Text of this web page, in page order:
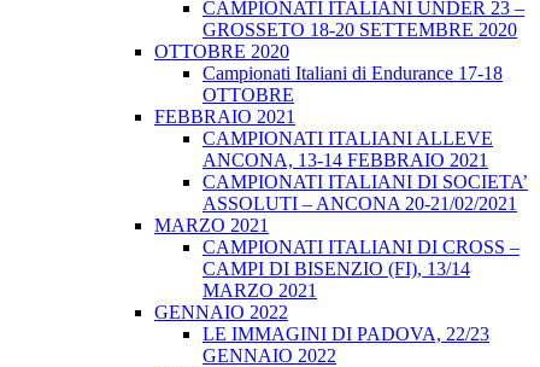
CAMPIONATI ITALIANI UNDER 23 –
GROSSETO 18-20 SETTEMBRE 2020
OTTOBRE 2020
Campionati Italiani di Endurance 17-18
OTTOBRE
FEBBRAIO 2021
CAMPIONATI ITALIANI ALLEVE
ANCONA, 13-14 FEBBRAIO 2021
CAMPIONATI ITALIANI DI SOCIETA’
ASSOLUTI – ANCONA 20-21/02/2021
MARZO 2021
CAMPIONATI ITALIANI DI CROSS –
CAMPI DI BISENZIO (FI), 13/14
MARZO 2021
GENNAIO 2022
LE IMMAGINI DI PADOVA, 22/23
GENNAIO 2022